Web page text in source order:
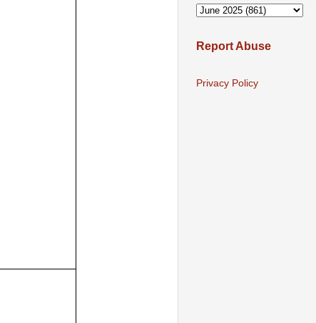
Report Abuse
Privacy Policy